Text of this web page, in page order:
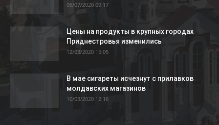
06/07/2020 09:17
Цены на продукты в крупных городах
Приднестровья изменились
12/03/2020 15:05
В мае сигареты исчезнут с прилавков
молдавских магазинов
10/03/2020 12:16